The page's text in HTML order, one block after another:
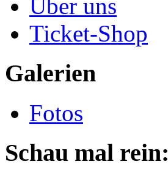
Über uns
Ticket-Shop
Galerien
Fotos
Schau mal rein: